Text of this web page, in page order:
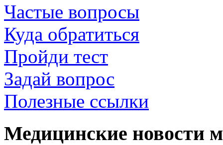
Частые вопросы
Куда обратиться
Пройди тест
Задай вопрос
Полезные ссылки
Медицинские новости